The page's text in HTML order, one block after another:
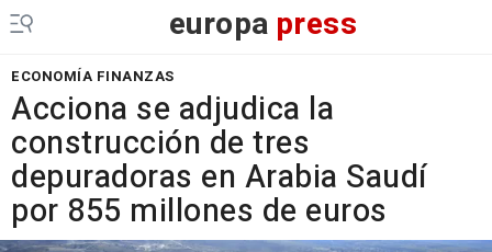
europa press
ECONOMÍA FINANZAS
Acciona se adjudica la
construcción de tres
depuradoras en Arabia Saudí
por 855 millones de euros